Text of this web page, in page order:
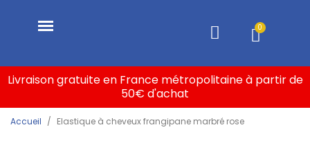
Livraison gratuite en France métropolitaine à partir de
50€ d'achat
Accueil Elastique à cheveux frangipane marbré rose